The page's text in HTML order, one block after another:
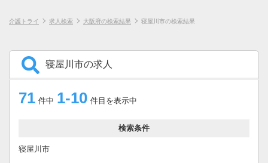
介護トライ 求人検索 大阪府の検索結果 寝屋川市の検索結果
寝屋川市の求人
71 件中 1-10 件目を表示中
検索条件
寝屋川市